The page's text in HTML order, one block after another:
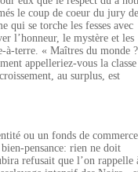
le coup de coeur du jury
qui se torche les fesses avec
l’honneur, le mystère et les
à-terre. « Maîtres du monde ?
appelleriez-vous la classe
au surplus, est
ou un fonds de commerce
pensance: rien ne doit
refusait que l’on rappelle